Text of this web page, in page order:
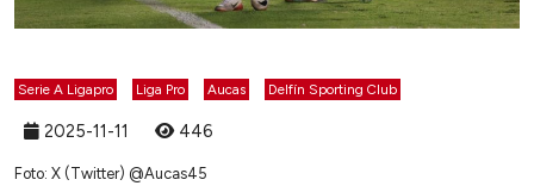
Serie A Ligapro Liga Pro Aucas Delfín Sporting Club
2025-11-11 446
Foto: X (Twitter) @Aucas45